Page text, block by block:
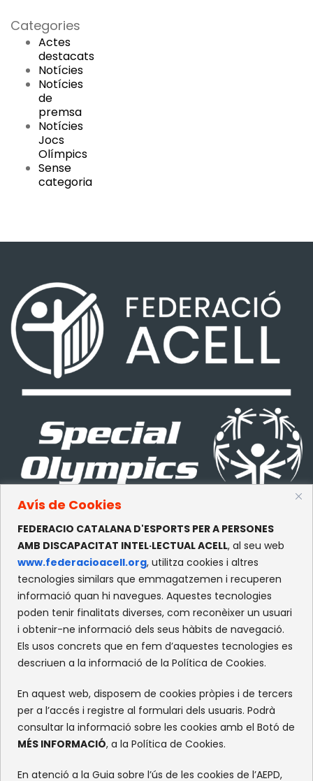
Avís de Cookies
FEDERACIO CATALANA D'ESPORTS PER A PERSONES
AMB DISCAPACITAT INTEL·LECTUAL ACELL, al seu web
www.federacioacell.org, utilitza cookies i altres
tecnologies similars que emmagatzemen i recuperen
informació quan hi navegues. Aquestes tecnologies
poden tenir finalitats diverses, com reconèixer un usuari
i obtenir-ne informació dels seus hàbits de navegació.
Els usos concrets que en fem d’aquestes tecnologies es
descriuen a la informació de la Política de Cookies.
En aquest web, disposem de cookies pròpies i de tercers
per a l’accés i registre al formulari dels usuaris. Podrà
consultar la informació sobre les cookies amb el Botó de
MÉS INFORMACIÓ, a la Política de Cookies.
En atenció a la Guia sobre l’ús de les cookies de l’AEPD,
Categories
Actes
destacats
Notícies
Notícies
de
premsa
Notícies
Jocs
Olímpics
Sense
categoria
CONTACTE
c/Olympe de Gouges, S/N
Recinte Mundet
08035 -Barcelona
XARXES SOCIALS